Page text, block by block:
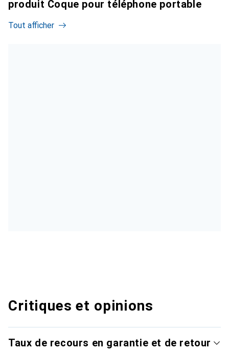
produit Coque pour téléphone portable
Tout afficher
Critiques et opinions
Taux de recours en garantie et de retour